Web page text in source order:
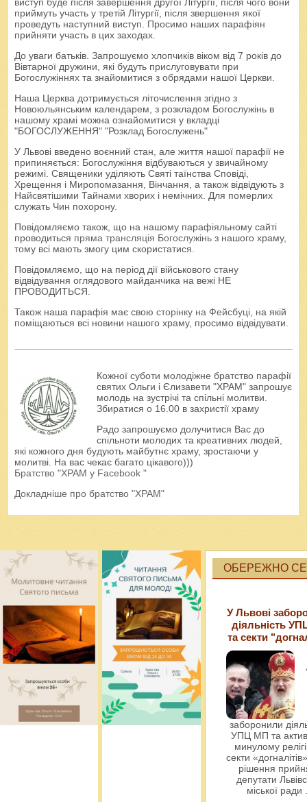
виступ буде після завершення другої Літургії, після чого вони
приймуть участь у третій Літургії, після звершення якої
проведуть наступний виступ. Просимо наших парафіян
прийняти участь в цих заходах.
До уваги батьків. Запрошуємо хлопчиків віком від 7 років до
Вівтарної дружини, які будуть прислуговувати при
Богослужіннях та знайомитися з обрядами нашої Церкви.
Наша Церква дотримується літочислення згідно з
Новоюльянським календарем, з розкладом Богослужінь в
нашому храмі можна ознайомитися у вкладці
"БОГОСЛУЖЕННЯ" "Розклад Богослужень"
У Львові введено воєнний стан, але життя нашої парафії не
припиняється: Богослужіння відбуваються у звичайному
режимі. Священики уділяють Святі таїнства Сповіді,
Хрещення і Миропомазання, Вінчання, а також відвідують з
Найсвятішими Тайнами хворих і немічних. Для померлих
служать Чин похорону.
Повідомляємо також, що на нашому парафіяльному сайті
проводиться пряма трансляція Богослужінь з нашого храму,
тому всі мають змогу цим скористатися.
Повідомляємо, що на період дії військового стану
відвідування оглядового майданчика на вежі НЕ
ПРОВОДИТЬСЯ.
Також наша парафія має свою сторінку на Фейсбуці, на якій
поміщаються всі новини нашого храму, просимо відвідувати.
Кожної суботи молодіжне братство парафії
святих Ольги і Єлизавети "ХРАМ" запрошує
молодь на зустрічі та спільні молитви.
Збиратися о 16.00 в захристії храму
Радо запрошуємо долучитися Вас до
спільноти молодих та креативних людей,
які кожного дня будують майбутнє храму, зростаючи у
молитві. На вас чекає багато цікавого)))
Братство "ХРАМ у Facebook "
Докладніше про братство "ХРАМ"
ОБЕРЕЖНО
У Львові
діяльність
та секти
заборонили
УПЦ МП та
минулому
секти
рішення
депутати
міської ради